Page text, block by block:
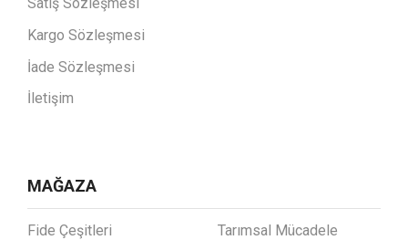
Satış Sözleşmesi
Kargo Sözleşmesi
İade Sözleşmesi
İletişim
MAĞAZA
Fide Çeşitleri Tarımsal Mücadele